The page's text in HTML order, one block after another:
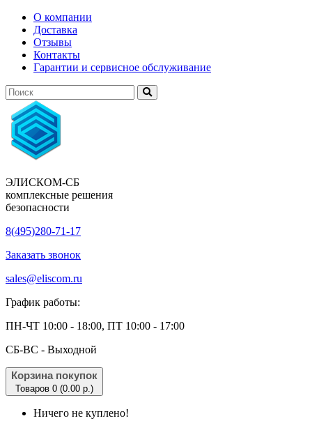
О компании
Доставка
Отзывы
Контакты
Гарантии и сервисное обслуживание
ЭЛИСКОМ-СБ
комплексные решения
безопасности
8(495)280-71-17
Заказать звонок
sales@eliscom.ru
График работы:
ПН-ЧТ 10:00 - 18:00, ПТ 10:00 - 17:00
CБ-ВС - Выходной
Корзина покупок
Товаров 0 (0.00 р.)
Ничего не куплено!